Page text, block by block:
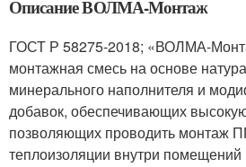
Описание ВОЛМА-Монтаж
ГОСТ Р 58275-2018; «ВОЛМА-
монтажная смесь на основе
минерального наполнителя и
добавок, обеспечивающих
позволяющих проводить монтаж
теплоизоляции внутри помещений